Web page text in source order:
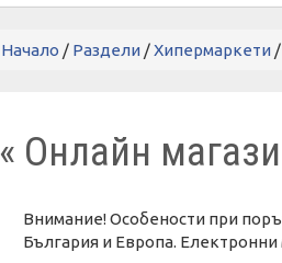
Начало / Раздели /Хипермаркети
« Онлайн
Внимание! Особености при
България и Европа. Електронни